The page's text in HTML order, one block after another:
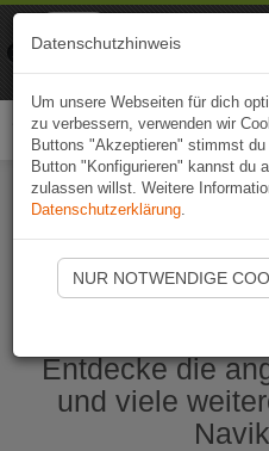
Naviki
Entdecke die
und viele
Datenschutzhinweis
Um unsere Webseiten für dich
zu verbessern, verwenden wir
Buttons "Akzeptieren" stimmst
Button "Konfigurieren" kannst du
zulassen willst. Weitere
Datenschutzerklärung.
NUR NOTWENDIGE
Naviki